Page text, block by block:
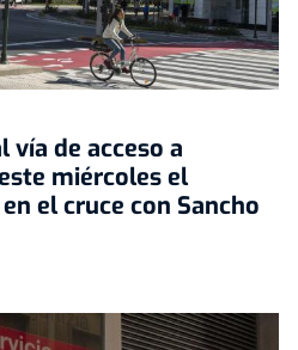
vía de acceso a
miércoles el
el cruce con Sancho